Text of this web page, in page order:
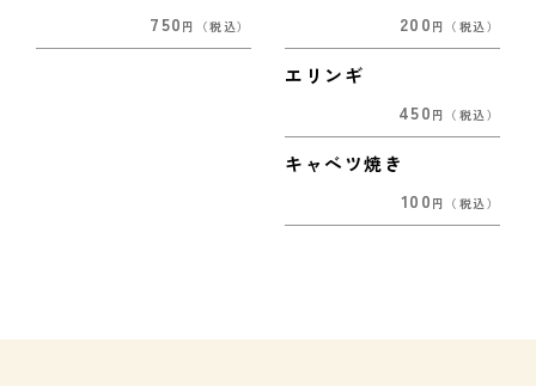
750 円 （税込）
200 円 （税込）
エリンギ
450 円 （税込）
キャベツ焼き
100 円 （税込）